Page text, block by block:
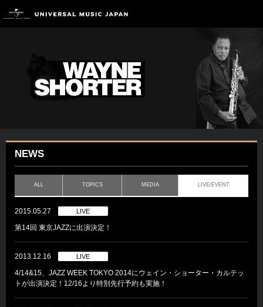
NEWS
ALL TOPICS MEDIA LIVE/EVENT
2015.05.27 LIVE
第14回 東京JAZZに出演決定！
2013.12.16 LIVE
4/14&15、JAZZ WEEK TOKYO 2014にウェイン・ショーター・カルテッ
トが出演決定！12/16より特別先行予約も実施！